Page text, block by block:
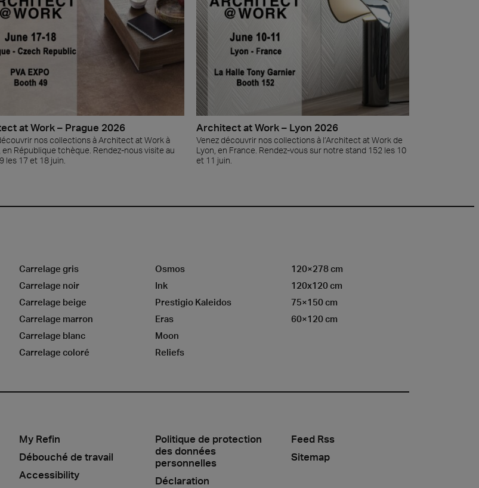
at Work – Prague 2026
nos collections à Architect at Work à
en République tchèque. Rendez-nous visite au
les 17 et 18 juin.
Architect at Work – Lyon 2026
Venez découvrir nos collections à l’Architect at Work de
Lyon, en France. Rendez-vous sur notre stand 152 les 10
et 11 juin.
Carrelage gris
Carrelage noir
Carrelage beige
Carrelage marron
Carrelage blanc
Carrelage coloré
Osmos
Ink
Prestigio Kaleidos
Eras
Moon
Reliefs
120×278 cm
120x120 cm
75×150 cm
60×120 cm
My Refin
Débouché de travail
Accessibility
Politique de protection
des données
personnelles
Déclaration
Feed Rss
Sitemap